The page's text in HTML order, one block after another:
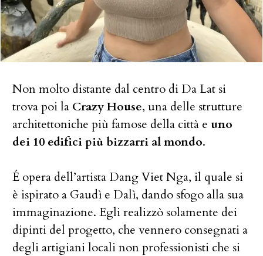
Non molto distante dal centro di Da Lat si
trova poi la Crazy House, una delle strutture
architettoniche più famose della città e uno
dei 10 edifici più bizzarri al mondo.
É opera dell’artista Dang Viet Nga, il quale si
è ispirato a Gaudì e Dalì, dando sfogo alla sua
immaginazione. Egli realizzò solamente dei
dipinti del progetto, che vennero consegnati a
degli artigiani locali non professionisti che si